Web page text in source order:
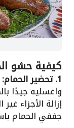
كيفية حشو
1. تحضير الحمام:
واغسليه جيدًا
إزالة الأجزاء
جففي الحمام